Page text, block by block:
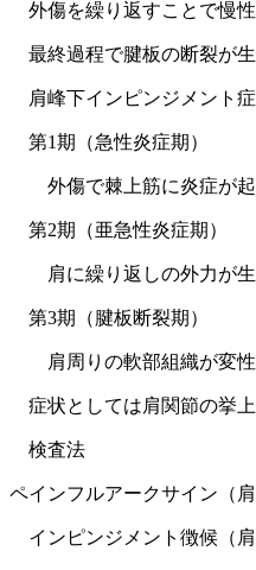
外傷を繰り返すことで慢性
最終過程で腱板の断裂が生
肩峰下インピンジメント症
第1期（急性炎症期）
外傷で棘上筋に炎症が
第2期（亜急性炎症期）
肩に繰り返しの外力が生
第3期（腱板断裂期）
肩周りの軟部組織が変性
症状としては肩関節の挙上
検査法
ペインフルアークサイン（
インピンジメント徴候（肩